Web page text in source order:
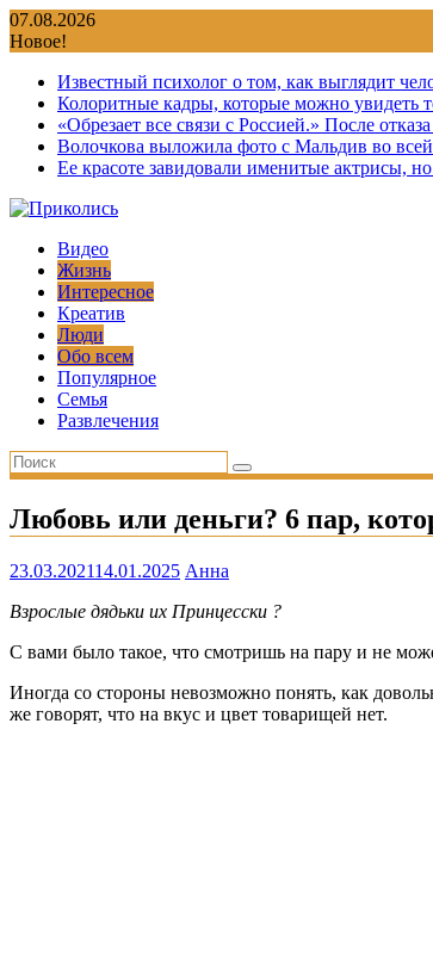
Перейти
к
07.08.2026
Новое!
Известный психолог о том, как выглядит
Колоритные кадры, которые можно увидеть
«Обрезает все связи с Россией.» После
Волочкова выложила фото с Мальдив во всей
Ее красоте завидовали именитые актрисы,
Видео
Жизнь
Интересное
Креатив
Люди
Обо всем
Популярное
Семья
Развлечения
Любовь или деньги? 6 пар,
23.03.202114.01.2025 Анна
Взрослые дядьки их Принцесски ?
С вами было такое, что смотришь на пару и не
Иногда со стороны невозможно понять, как
же говорят, что на вкус и цвет товарищей нет.